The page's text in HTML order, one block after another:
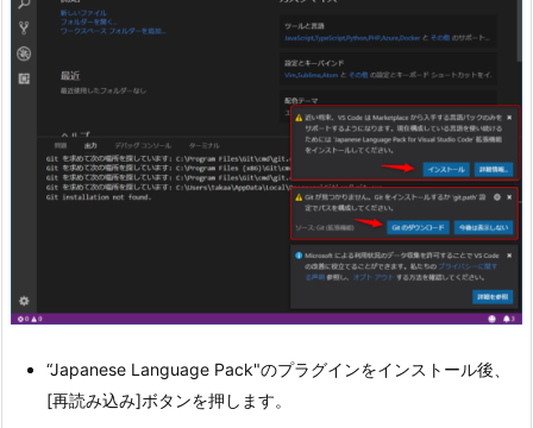
“Japanese Language Pack"のプラグインをインストール後、
[再読み込み]ボタンを押します。